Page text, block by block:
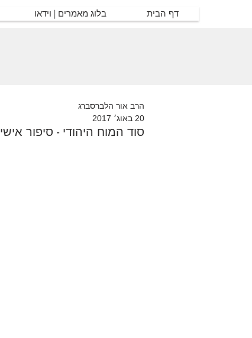
דף הבית בלוג מאמרים | וידאו
סוד המוח היהודי - סיפור אישי
הרב אור הלברסברג
20 באוג׳ 2017